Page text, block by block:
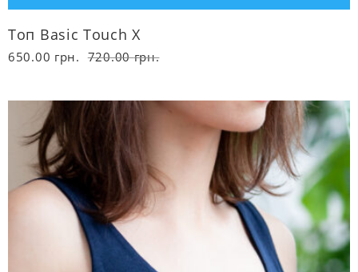
Топ Basic Touch X
720.00грн.Оригінальна
720.00 грн..
650.00 грн.
Поточна
650.00 грн..